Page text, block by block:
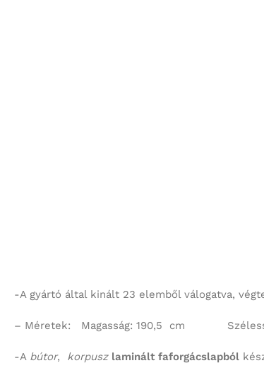
-A gyártó által kinált 23 elemből válogatva,
– Méretek: Magasság: 190,5 cm
-A bútor, korpusz laminált faforgácslapból